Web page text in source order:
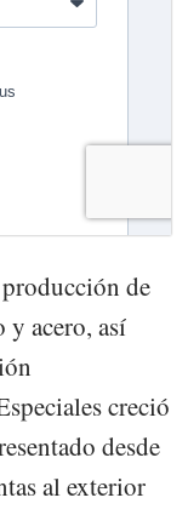
de
acero, así
creció
desde
al exterior